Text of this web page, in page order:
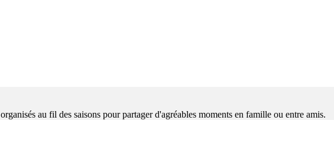
au fil des saisons pour partager d'agréables moments en famille ou entre amis.